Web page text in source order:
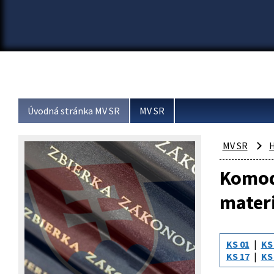
Úvodná stránka MV SR MV SR
MV SR
KS 01
KS 17